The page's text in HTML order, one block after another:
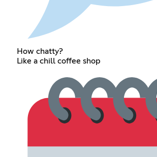
How chatty?
Like a chill coffee shop